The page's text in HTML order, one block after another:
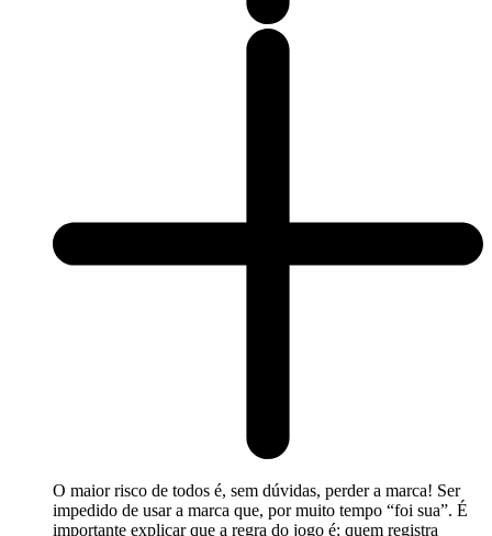
O maior risco de todos é, sem dúvidas, perder a marca! Ser
impedido de usar a marca que, por muito tempo “foi sua”. É
importante explicar que a regra do jogo é: quem registra